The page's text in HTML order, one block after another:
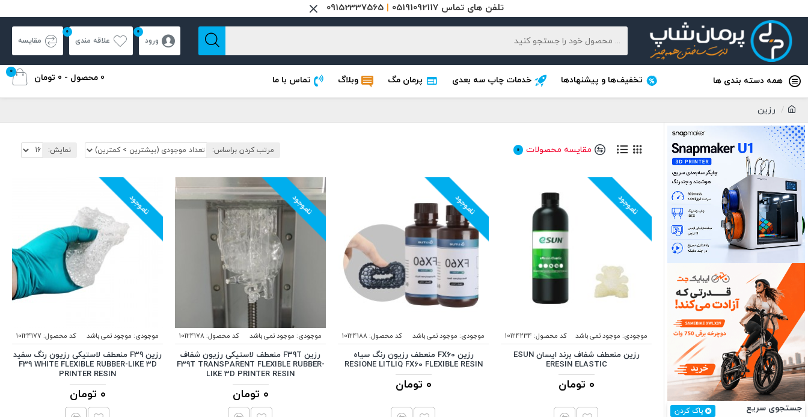
تلفن های تماس 05191092117 09152337565
ورود علاقه مندی
0
مقایسه
0
همه دسته بندی ها تخفیف‌ها و پیشنهادها خدمات چاپ سه بعدی پرمان مگ وبلاگ تماس با ما 0 محصول - 0 تومان
0
رزین
جستجوی سریع پاک کردن
مقایسه محصولات 0 مرتب کردن براساس: نمایش:
ناموجود
موجودی: موجود نمی باشد کد محصول:10124234
رزین منعطف شفاف برند ایسان ESUN
ERESIN ELASTIC
0 تومان
ناموجود
موجودی: موجود نمی باشد کد محصول:10124188
رزین FX60 منعطف رزیون رنگ سیاه
RESIONE LITLIQ FX60 FLEXIBLE RESIN
0 تومان
ناموجود
موجودی: موجود نمی باشد کد محصول:10124178
رزین F39T منعطف لاستیکی رزیون شفاف
F39T TRANSPARENT FLEXIBLE RUBBER-
LIKE 3D PRINTER RESIN
0 تومان
ناموجود
موجودی: موجود نمی باشد کد محصول:10124177
رزین F39 منعطف لاستیکی رزیون رنگ سفید
F39 WHITE FLEXIBLE RUBBER-LIKE 3D
PRINTER RESIN
0 تومان